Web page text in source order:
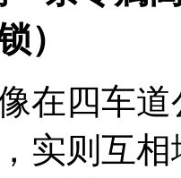
）
在四车
，实则